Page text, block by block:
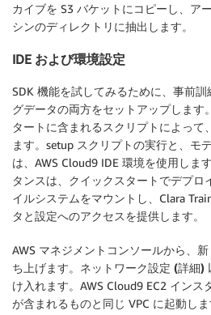
カイブを S3 バケットにコピーし、ア
シンのディレクトリに抽出します。
IDE および環境設定
SDK 機能を試してみるために、事前
グデータの両方をセットアップします
タートに含まれるスクリプトによって
ます。setup スクリプトの実行と、モ
は、AWS Cloud9 IDE 環境を使用しま
タンスは、クイックスタートでデプロ
イルシステムをマウントし、Clara
タと設定へのアクセスを提供します。
AWS マネジメントコンソールから、
ち上げます。 ネットワーク設定 (詳細)
け入れます。AWS Cloud9 EC2 インス
が含まれるものと同じ VPC に起動しま